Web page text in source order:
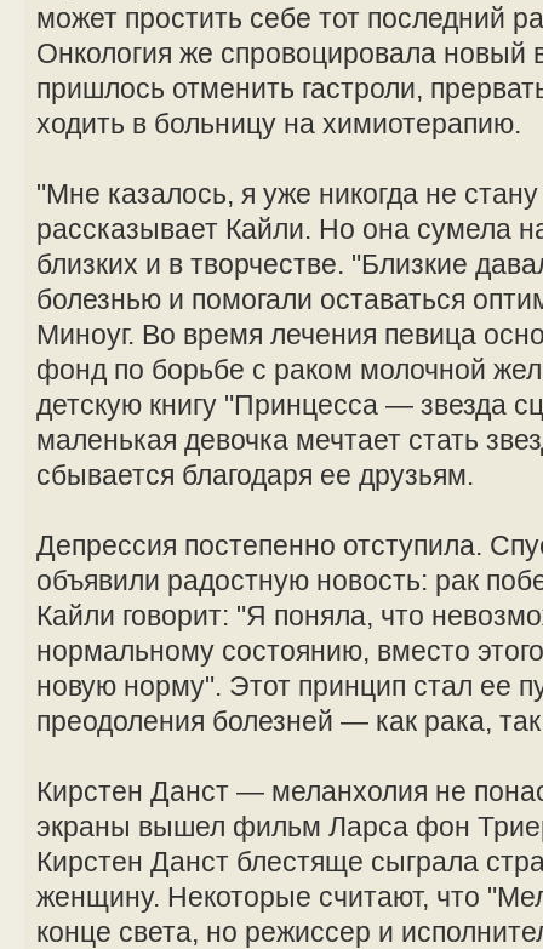
может простить себе тот последний
Онкология же спровоцировала новый
пришлось отменить гастроли,
ходить в больницу на химиотерапию.
"Мне казалось, я уже никогда не
рассказывает Кайли. Но она сумела
близких и в творчестве. "Близкие
болезнью и помогали оставаться
Миноуг. Во время лечения певица
фонд по борьбе с раком молочной
детскую книгу "Принцесса — звезда
маленькая девочка мечтает стать
сбывается благодаря ее друзьям.
Депрессия постепенно отступила.
объявили радостную новость: рак
Кайли говорит: "Я поняла, что
нормальному состоянию, вместо
новую норму". Этот принцип стал ее
преодоления болезней — как рака,
Кирстен Данст — меланхолия не
экраны вышел фильм Ларса фон
Кирстен Данст блестяще сыграла
женщину. Некоторые считают, что
конце света, но режиссер и